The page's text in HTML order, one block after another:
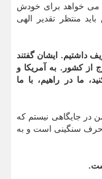
می خواهد برای خودش
منتظر تقدیر الهی
داشتیم. ایشان گفتند
از کشور. به آمریکا و
ما در راهیم، با ما
جایگاهی نیستم که
حرف سنگینی است و به